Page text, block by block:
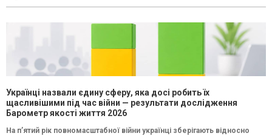
Українці назвали єдину сферу, яка досі робить їх
щасливішими під час війни — результати дослідження
Барометр якості життя 2026
На п’ятий рік повномасштабної війни українці зберігають відносно